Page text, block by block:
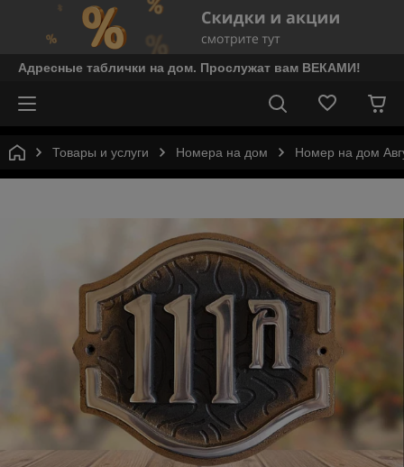
Адресные таблички на дом. Прослужат вам ВЕКАМИ!
Товары и услуги Номера на дом Номер на дом